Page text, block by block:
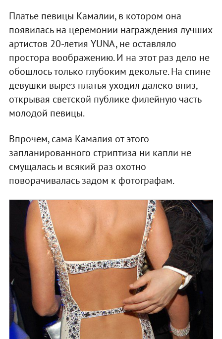
Платье певицы Камалии, в котором она
появилась на церемонии награждения лучших
артистов 20-летия YUNA, не оставляло
простора воображению. И на этот раз дело не
обошлось только глубоким декольте. На спине
девушки вырез платья уходил далеко вниз,
открывая светской публике филейную часть
молодой певицы.
Впрочем, сама Камалия от этого
запланированного стриптиза ни капли не
смущалась и всякий раз охотно
поворачивалась задом к фотографам.